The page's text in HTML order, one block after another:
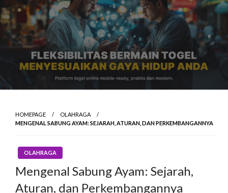
HOMEPAGE
OLAHRAGA
MENGENAL SABUNG AYAM: SEJARAH, ATURAN, DAN PERKEMBANGANNYA
OLAHRAGA
Mengenal Sabung Ayam: Sejarah,
Aturan, dan Perkembangannya